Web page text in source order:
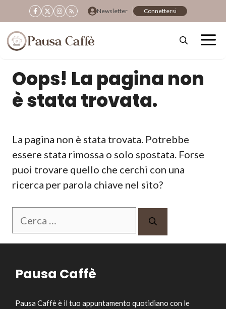
al
contenuto
Newsletter Connettersi
Oops! La pagina non
è stata trovata.
La pagina non è stata trovata. Potrebbe
essere stata rimossa o solo spostata. Forse
puoi trovare quello che cerchi con una
ricerca per parola chiave nel sito?
Ricerca
Pausa Caffè
Pausa Caffè è il tuo appuntamento quotidiano con le